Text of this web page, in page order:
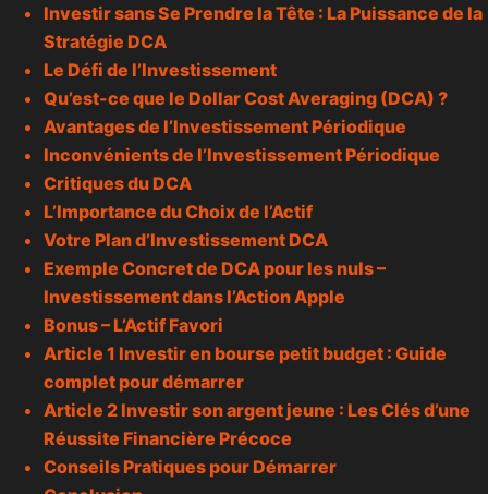
Investir sans Se Prendre la Tête : La Puissance de la
Stratégie DCA
Le Défi de l’Investissement
Qu’est-ce que le Dollar Cost Averaging (DCA) ?
Avantages de l’Investissement Périodique
Inconvénients de l’Investissement Périodique
Critiques du DCA
L’Importance du Choix de l’Actif
Votre Plan d’Investissement DCA
Exemple Concret de DCA pour les nuls –
Investissement dans l’Action Apple
Bonus – L’Actif Favori
Article 1 Investir en bourse petit budget : Guide
complet pour démarrer
Article 2 Investir son argent jeune : Les Clés d’une
Réussite Financière Précoce
Conseils Pratiques pour Démarrer